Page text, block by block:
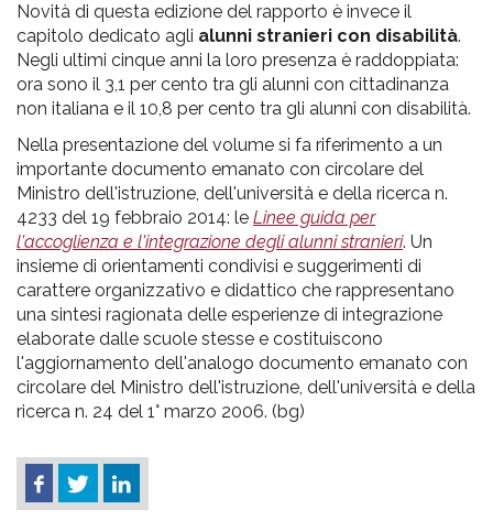
Novità di questa edizione del rapporto è invece il
capitolo dedicato agli alunni stranieri con disabilità.
Negli ultimi cinque anni la loro presenza è raddoppiata:
ora sono il 3,1 per cento tra gli alunni con cittadinanza
non italiana e il 10,8 per cento tra gli alunni con disabilità.
Nella presentazione del volume si fa riferimento a un
importante documento emanato con circolare del
Ministro dell'istruzione, dell'università e della ricerca n.
4233 del 19 febbraio 2014: le Linee guida per
l'accoglienza e l'integrazione degli alunni stranieri. Un
insieme di orientamenti condivisi e suggerimenti di
carattere organizzativo e didattico che rappresentano
una sintesi ragionata delle esperienze di integrazione
elaborate dalle scuole stesse e costituiscono
l'aggiornamento dell'analogo documento emanato con
circolare del Ministro dell'istruzione, dell'università e della
ricerca n. 24 del 1° marzo 2006. (bg)